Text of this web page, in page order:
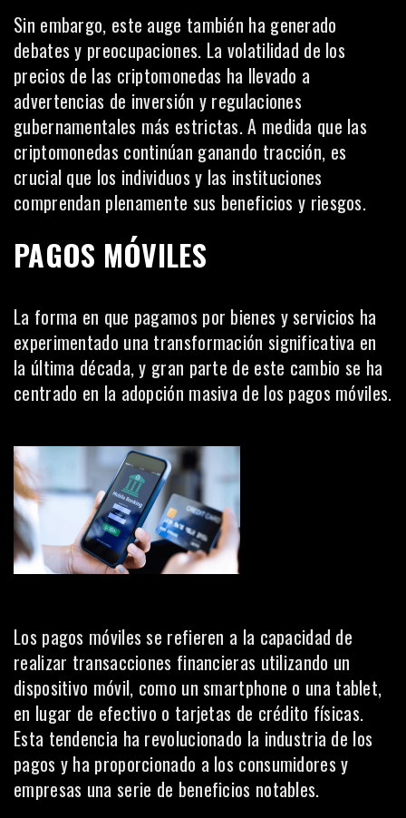
Sin embargo, este auge también ha generado
debates y preocupaciones. La volatilidad de los
precios de las criptomonedas ha llevado a
advertencias de inversión y regulaciones
gubernamentales más estrictas. A medida que las
criptomonedas continúan ganando tracción, es
crucial que los individuos y las instituciones
comprendan plenamente sus beneficios y riesgos.
PAGOS MÓVILES
La forma en que pagamos por bienes y servicios ha
experimentado una transformación significativa en
la última década, y gran parte de este cambio se ha
centrado en la adopción masiva de los pagos móviles.
Los pagos móviles se refieren a la capacidad de
realizar transacciones financieras utilizando un
dispositivo móvil, como un smartphone o una tablet,
en lugar de efectivo o tarjetas de crédito físicas.
Esta tendencia ha revolucionado la industria de los
pagos y ha proporcionado a los consumidores y
empresas una serie de beneficios notables.